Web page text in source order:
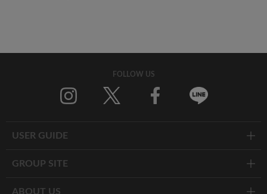
FOLLOW US
USER GUIDE
GROUP SITE
ABOUT US